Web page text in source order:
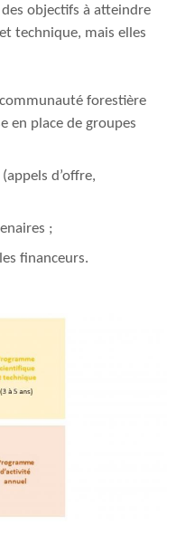
objectifs à atteindre
technique, mais elles
forestière
en place de groupes
d’offre,
;
financeurs.